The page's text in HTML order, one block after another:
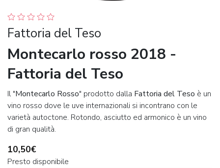
Fattoria del Teso
Montecarlo rosso 2018 -
Fattoria del Teso
Il "Montecarlo Rosso" prodotto dalla Fattoria del Teso è un
vino rosso dove le uve internazionali si incontrano con le
varietà autoctone. Rotondo, asciutto ed armonico è un vino
di gran qualità.
10,50€
Presto disponibile